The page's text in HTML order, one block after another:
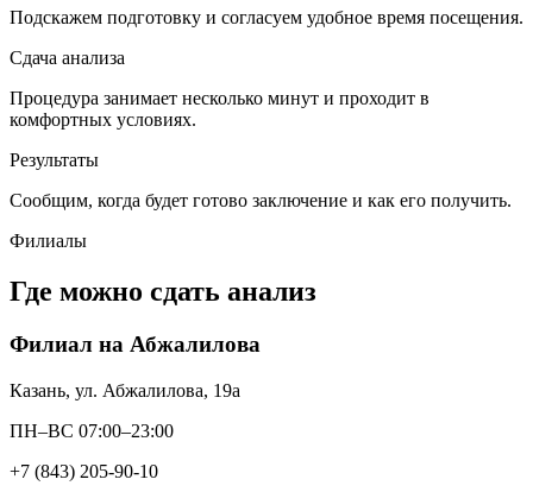
Подскажем подготовку и согласуем удобное время посещения.
Сдача анализа
Процедура занимает несколько минут и проходит в
комфортных условиях.
Результаты
Сообщим, когда будет готово заключение и как его получить.
Филиалы
Где можно сдать анализ
Филиал на Абжалилова
Казань, ул. Абжалилова, 19а
ПН–ВС 07:00–23:00
+7 (843) 205-90-10